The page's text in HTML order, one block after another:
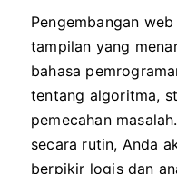
Pengembangan
tampilan yang
bahasa
tentang algoritma,
pemecahan
secara rutin, Anda
berpikir logis dan